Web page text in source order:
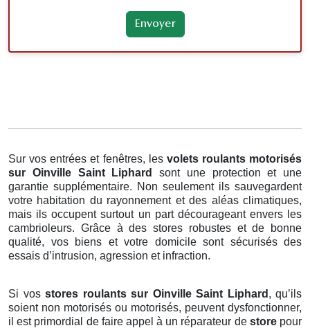
Sur vos entrées et fenêtres, les volets roulants motorisés
sur Oinville Saint Liphard sont une protection et une
garantie supplémentaire. Non seulement ils sauvegardent
votre habitation du rayonnement et des aléas climatiques,
mais ils occupent surtout un part décourageant envers les
cambrioleurs. Grâce à des stores robustes et de bonne
qualité, vos biens et votre domicile sont sécurisés des
essais d’intrusion, agression et infraction.
Si vos stores roulants sur Oinville Saint Liphard , qu’ils
soient non motorisés ou motorisés, peuvent dysfonctionner,
il est primordial de faire appel à un réparateur de storepour